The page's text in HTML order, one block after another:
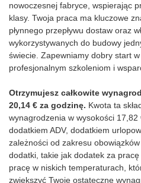
nowoczesnej fabryce, wspierając
klasy. Twoja praca ma kluczowe
płynnego przepływu dostaw oraz
wykorzystywanych do budowy
świecie. Zapewniamy dobry start
profesjonalnym szkoleniom i
Otrzymujesz całkowite
20,14 € za godzinę. Kwota ta
wynagrodzenia w wysokości 17,82
dodatkiem ADV, dodatkiem
zależności od zakresu
dodatki, takie jak dodatek za
pracę w niskich temperaturach,
zwiększyć Twoje ostateczne